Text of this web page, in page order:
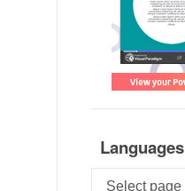
Languages
Languages